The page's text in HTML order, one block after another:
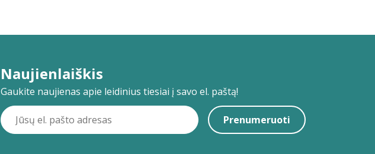
Naujienlaiškis
Gaukite naujienas apie leidinius tiesiai į savo el. paštą!
Prenumeruoti